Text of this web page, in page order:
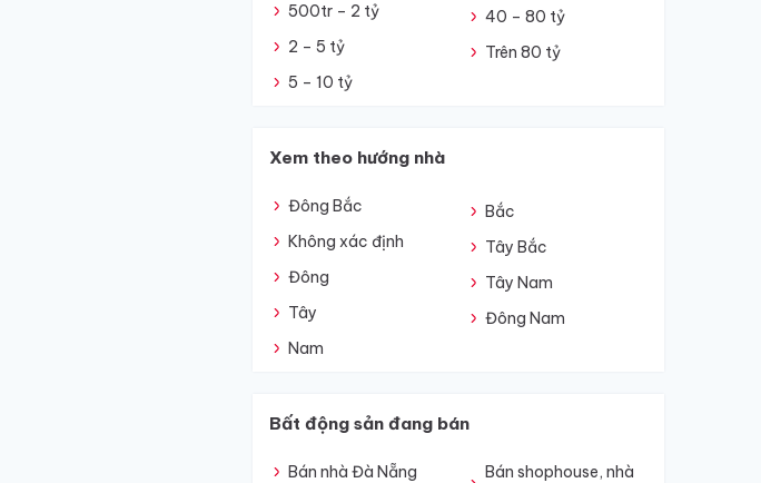
500tr – 2 tỷ
2 – 5 tỷ
5 – 10 tỷ
40 – 80 tỷ
Trên 80 tỷ
Xem theo hướng nhà
Đông Bắc
Không xác định
Đông
Tây
Nam
Bắc
Tây Bắc
Tây Nam
Đông Nam
Bất động sản đang bán
Bán nhà Đà Nẵng
Bán shophouse, nhà